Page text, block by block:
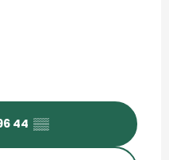
44 ▒▒